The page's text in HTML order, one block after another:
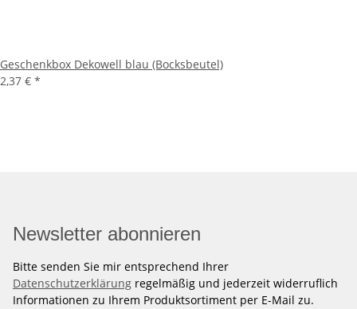
Geschenkbox Dekowell blau (Bocksbeutel)
2,37 € *
Newsletter abonnieren
Bitte senden Sie mir entsprechend Ihrer
Datenschutzerklärung regelmäßig und jederzeit widerruflich
Informationen zu Ihrem Produktsortiment per E-Mail zu.